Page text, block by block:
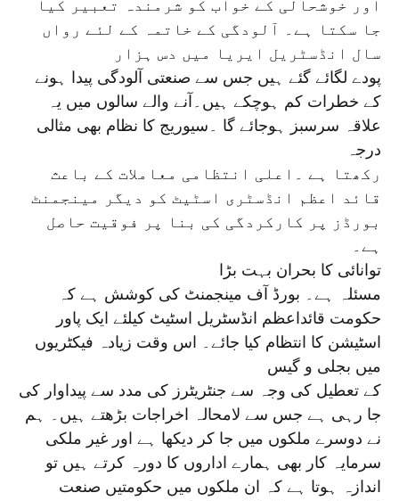
اور خوشحالی کے خواب کو شرمندہ تعبیر کیا
جا سکتا ہے۔ آلودگی کے خاتمہ کے لئے رواں
سال انڈسٹریل ایریا میں دس ہزار
پودے لگائے گئے ہیں جس سے صنعتی آلودگی پیدا ہونے
کے خطرات کم ہوچکے ہیں۔آنے والے سالوں میں یہ
علاقہ سرسبز ہوجائے گا ۔سیوریج کا نظام بھی مثالی
درجہ
رکھتا ہے ۔اعلی انتظامی معاملات کے باعث
قائد اعظم انڈسٹری اسٹیٹ کو دیگر مینجمنٹ
بورڈز پر کارکردگی کی بنا پر فوقیت حاصل
ہے۔
توانائی کا بحران بہت بڑا
مسئلہ ہے۔ بورڈ آف مینجمنٹ کی کوشش ہے کہ
حکومت قائداعظم انڈسٹریل اسٹیٹ کیلئے ایک پاور
اسٹیشن کا انتظام کیا جائے۔ اس وقت زیادہ فیکٹریوں
میں بجلی و گیس
کے تعطیل کی وجہ سے جنٹریٹرز کی مدد سے پیداوار کی
جا رہی ہے جس سے لامحالہ اخراجات بڑھتے ہیں۔ ہم
نے دوسرے ملکوں میں جا کر دیکھا ہے اور غیر ملکی
سرمایہ کار بھی ہمارے اداروں کا دورہ کرتے ہیں تو
اندازہ ہوتا ہے کہ ان ملکوں میں حکومتیں صنعت